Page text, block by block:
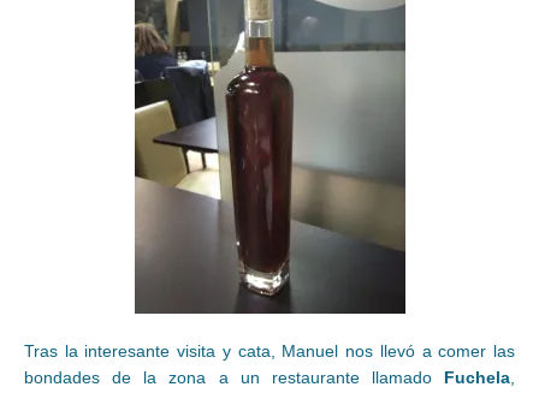
Tras la interesante visita y cata, Manuel nos llevó a comer las
bondades de la zona a un restaurante llamado Fuchela